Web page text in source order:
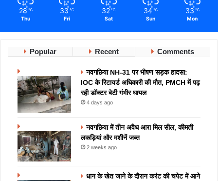
28 ℃
Thu
33 ℃
Fri
32 ℃
Sat
34 ℃
Sun
33 ℃
Mon
Popular Recent Comments
नवगछिया NH-31 पर भीषण सड़क हादसा:
IOC के रिटायर्ड अधिकारी की मौत, PMCH में पढ़
रही डॉक्टर बेटी गंभीर घायल
4 days ago
नवगछिया में तीन अवैध आरा मिल सील, कीमती
लकड़ियां और मशीनें जब्त
2 weeks ago
धान के खेत जाने के दौरान करंट की चपेट में आने